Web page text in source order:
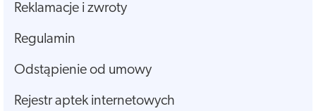
Reklamacje i zwroty
Regulamin
Odstąpienie od umowy
Rejestr aptek internetowych